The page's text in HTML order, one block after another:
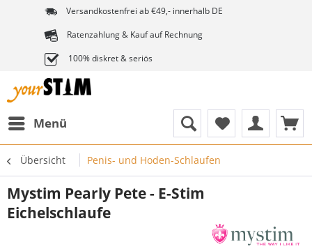
Versandkostenfrei ab €49,- innerhalb DE
Ratenzahlung & Kauf auf Rechnung
100% diskret & seriös
Menü
Übersicht Penis- und Hoden-Schlaufen
Mystim Pearly Pete - E-Stim
Eichelschlaufe